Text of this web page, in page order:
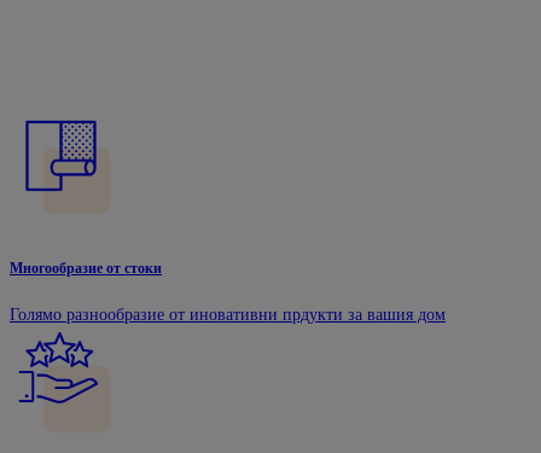
Многообразие от стоки
Голямо разнообразие от иновативни прдукти за вашия дом